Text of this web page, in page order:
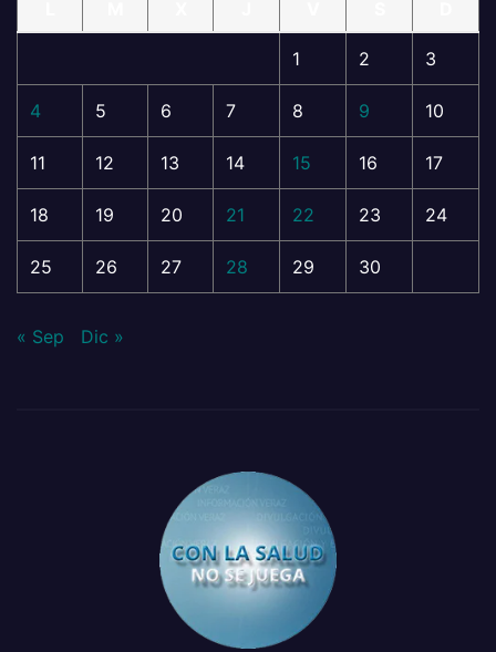
1 2 3
4 5 6 7 8 9 10
11 12 13 14 15 16 17
18 19 20 21 22 23 24
25 26 27 28 29 30
« Sep Dic »